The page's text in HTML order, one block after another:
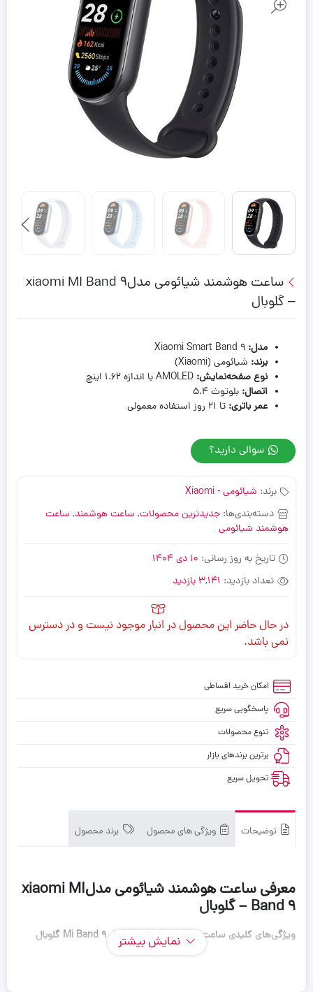
ساعت هوشمند شیائومی مدلxiaomi MI Band 9
– گلوبال
مدل:
برند: شیائومی (Xiaomi)
نوع صفحه‌نمایش:
اتصال: بلوتوث ۵.۴
عمر باتری: تا ۲۱ روز استفاده معمولی
سوالی دارید؟
برند: شیائومی - Xiaomi
دسته‌بندی‌ها: جدیدترین محصولات, ساعت هوشمند, ساعت
هوشمند شیائومی
تاریخ به روز رسانی: 10 دی 1404
تعداد بازدید: 3,141 بازدید
در حال حاضر این محصول در انبار موجود نیست و در دسترس
نمی باشد.
امکان خرید اقساطی
پاسخگویی سریع
تنوع محصولات
برترین برندهای بازار
تحویل سریع
توضیحات ویژگی های محصول برند محصول
معرفی ساعت هوشمند شیائومی مدلxiaomi MI
Band 9 – گلوبال
ویژگی‌های کلیدی ساعت هوشمند شیائومی مدل گلوبال نمایش بیشتر